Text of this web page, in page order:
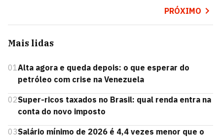
PRÓXIMO
Mais lidas
01Alta agora e queda depois: o que esperar do
petróleo com crise na Venezuela
02Super-ricos taxados no Brasil: qual renda entra na
conta do novo imposto
03Salário mínimo de 2026 é 4,4 vezes menor que o